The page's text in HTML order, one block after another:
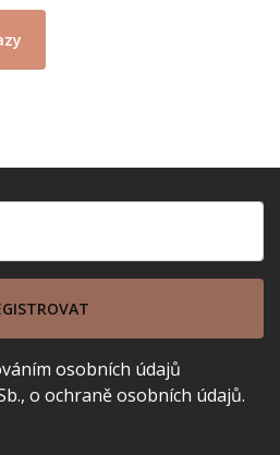
osobních údajů
o ochraně osobních údajů.